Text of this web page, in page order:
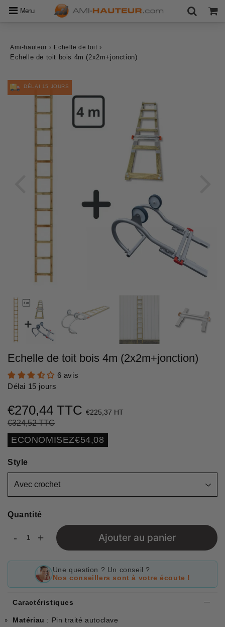
Menu
Ami-hauteur › Echelle de toit ›
Echelle de toit bois 4m (2x2m+jonction)
DÉLAI 15 JOURS
Echelle de toit bois 4m (2x2m+jonction)
6 avis
Délai 15 jours
€270,44 TTC €225,37 HT
€324,52 TTC
régulier
réduit
Unit
price
ECONOMISEZ€54,08
Style
Quantité
- + Ajouter au panier
Une question ? Un conseil ?
Nos conseillers sont à votre écoute !
Caractéristiques
Matériau : Pin traité autoclave